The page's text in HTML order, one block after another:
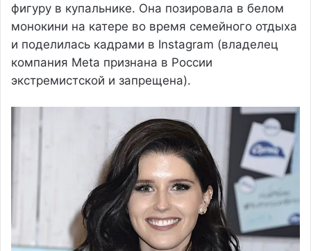
фигуру в купальнике. Она позировала в белом
монокини на катере во время семейного отдыха
и поделилась кадрами в Instagram (владелец
компания Meta признана в России
экстремистской и запрещена).